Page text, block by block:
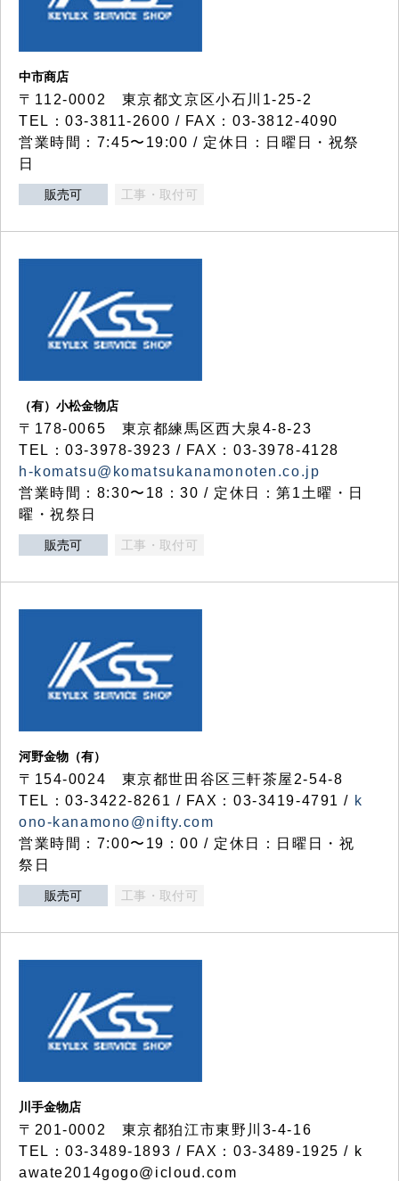
中市商店
〒112-0002 東京都文京区小石川1-25-2
TEL：03-3811-2600 / FAX：03-3812-4090
営業時間：7:45〜19:00 / 定休日：日曜日・祝祭
日
販売可 工事・取付可
（有）小松金物店
〒178-0065 東京都練馬区西大泉4-8-23
TEL：03-3978-3923 / FAX：03-3978-4128
h-komatsu@komatsukanamonoten.co.jp
営業時間：8:30〜18：30 / 定休日：第1土曜・日
曜・祝祭日
販売可 工事・取付可
河野金物（有）
〒154-0024 東京都世田谷区三軒茶屋2-54-8
TEL：03-3422-8261 / FAX：03-3419-4791 / k
ono-kanamono@nifty.com
営業時間：7:00〜19：00 / 定休日：日曜日・祝
祭日
販売可 工事・取付可
川手金物店
〒201-0002 東京都狛江市東野川3-4-16
TEL：03-3489-1893 / FAX：03-3489-1925 / k
awate2014gogo@icloud.com